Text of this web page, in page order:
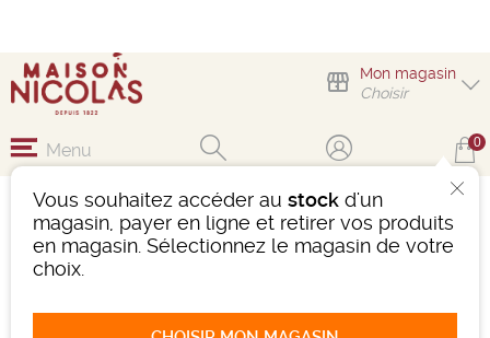
Mon magasin
Choisir
Vous souhaitez accéder au stock d'un
magasin, payer en ligne et retirer vos produits
en magasin. Sélectionnez le magasin de votre
choix.
Menu 0
CHAMPAGNE POMMERY
BRUT SILVER ROYAL
Champagne AOC